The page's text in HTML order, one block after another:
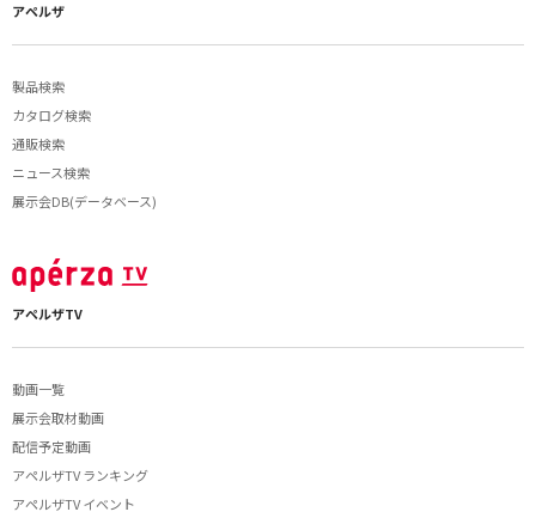
アペルザ
製品検索
カタログ検索
通販検索
ニュース検索
展示会DB(データベース)
アペルザTV
動画一覧
展示会取材動画
配信予定動画
アペルザTV ランキング
アペルザTV イベント